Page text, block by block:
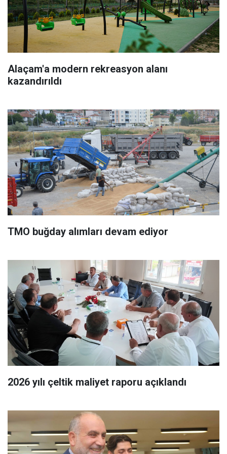
Alaçam'a modern rekreasyon alanı
kazandırıldı
TMO buğday alımları devam ediyor
2026 yılı çeltik maliyet raporu açıklandı